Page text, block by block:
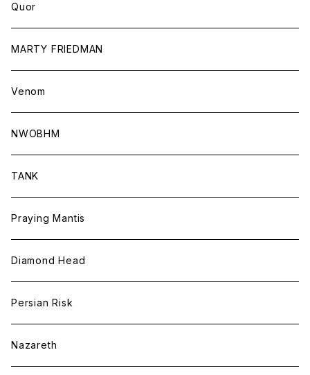
Quor
MARTY FRIEDMAN
Venom
NWOBHM
TANK
Praying Mantis
Diamond Head
Persian Risk
Nazareth